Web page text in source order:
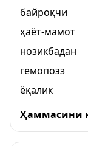
байроқчи
ҳаёт-мамот
нозикбадан
гемопоэз
ёқалик
Ҳаммасини